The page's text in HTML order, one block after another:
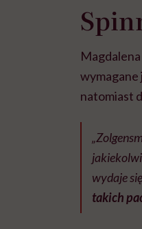
wymagane
natomiast
wydaje
takich